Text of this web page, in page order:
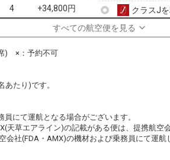
4 +34,800円 クラスJ
188便
すべての航空便を見る
) ×：予約不可
あたり)です。
にて運航となる場合がございます。
天草エアライン)の記載がある便は、提携航空
会社(FDA・AMX)の機材および乗務員にて運